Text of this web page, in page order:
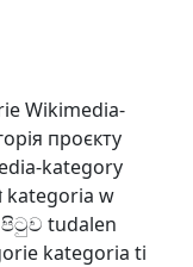
Wikimedia-
проєкту
kategory
kategoria w
පිටුව tudalen
kategoria ti